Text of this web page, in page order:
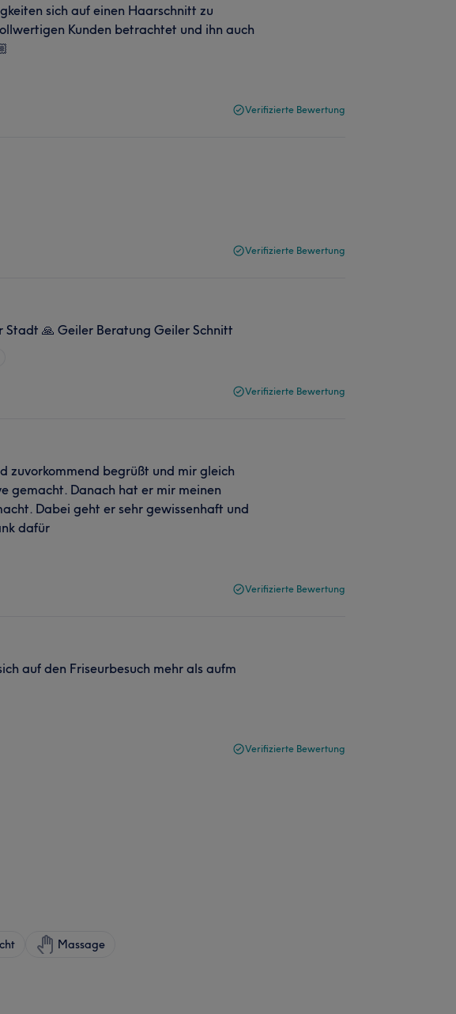
sich auf einen Haarschnitt zu
Kunden betrachtet und ihn auch
Verifizierte Bewertung
Verifizierte Bewertung
🙏 Geiler Beratung Geiler Schnitt
Verifizierte Bewertung
zuvorkommend begrüßt und mir gleich
gemacht. Danach hat er mir meinen
Dabei geht er sehr gewissenhaft und
dafür
Verifizierte Bewertung
auf den Friseurbesuch mehr als aufm
Verifizierte Bewertung
Massage